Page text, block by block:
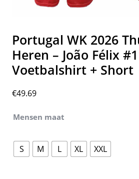
Portugal WK 2026
Heren – João Félix
Voetbalshirt + Short
€49.69
Mensen maat
S M L XL XXL